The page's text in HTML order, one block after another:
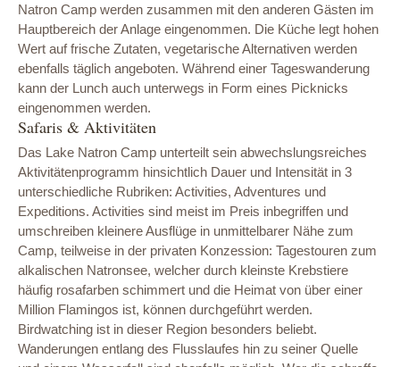
Natron Camp werden zusammen mit den anderen Gästen im
Hauptbereich der Anlage eingenommen. Die Küche legt hohen
Wert auf frische Zutaten, vegetarische Alternativen werden
ebenfalls täglich angeboten. Während einer Tageswanderung
kann der Lunch auch unterwegs in Form eines Picknicks
eingenommen werden.
Safaris & Aktivitäten
Das Lake Natron Camp unterteilt sein abwechslungsreiches
Aktivitätenprogramm hinsichtlich Dauer und Intensität in 3
unterschiedliche Rubriken: Activities, Adventures und
Expeditions. Activities sind meist im Preis inbegriffen und
umschreiben kleinere Ausflüge in unmittelbarer Nähe zum
Camp, teilweise in der privaten Konzession: Tagestouren zum
alkalischen Natronsee, welcher durch kleinste Krebstiere
häufig rosafarben schimmert und die Heimat von über einer
Million Flamingos ist, können durchgeführt werden.
Birdwatching ist in dieser Region besonders beliebt.
Wanderungen entlang des Flusslaufes hin zu seiner Quelle